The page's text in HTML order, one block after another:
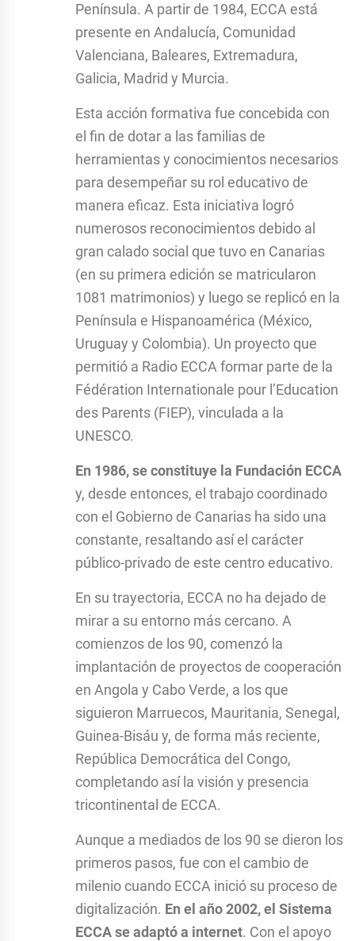
Península. A partir de 1984, ECCA está
presente en Andalucía, Comunidad
Valenciana, Baleares, Extremadura,
Galicia, Madrid y Murcia.
Esta acción formativa fue concebida con
el fin de dotar a las familias de
herramientas y conocimientos necesarios
para desempeñar su rol educativo de
manera eficaz. Esta iniciativa logró
numerosos reconocimientos debido al
gran calado social que tuvo en Canarias
(en su primera edición se matricularon
1081 matrimonios) y luego se replicó en la
Península e Hispanoamérica (México,
Uruguay y Colombia). Un proyecto que
permitió a Radio ECCA formar parte de la
Fédération Internationale pour l’Education
des Parents (FIEP), vinculada a la
UNESCO.
En 1986, se constituye la Fundación ECCA
y, desde entonces, el trabajo coordinado
con el Gobierno de Canarias ha sido una
constante, resaltando así el carácter
público-privado de este centro educativo.
En su trayectoria, ECCA no ha dejado de
mirar a su entorno más cercano. A
comienzos de los 90, comenzó la
implantación de proyectos de cooperación
en Angola y Cabo Verde, a los que
siguieron Marruecos, Mauritania, Senegal,
Guinea-Bisáu y, de forma más reciente,
República Democrática del Congo,
completando así la visión y presencia
tricontinental de ECCA.
Aunque a mediados de los 90 se dieron los
primeros pasos, fue con el cambio de
milenio cuando ECCA inició su proceso de
digitalización. En el año 2002, el Sistema
ECCA se adaptó a internet. Con el apoyo